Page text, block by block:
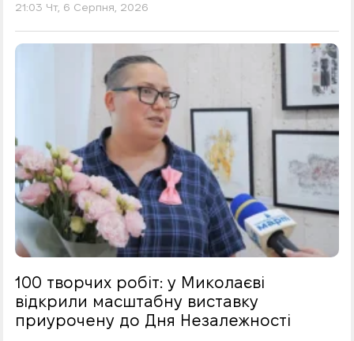
21:03 Чт, 6 Серпня, 2026
100 творчих робіт: у Миколаєві
відкрили масштабну виставку
приурочену до Дня Незалежності